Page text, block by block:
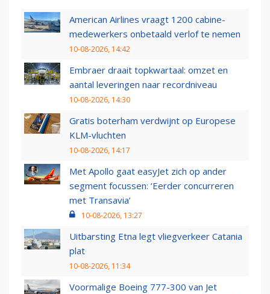
American Airlines vraagt 1200 cabine-
medewerkers onbetaald verlof te nemen
10-08-2026, 14:42
Embraer draait topkwartaal: omzet en
aantal leveringen naar recordniveau
10-08-2026, 14:30
Gratis boterham verdwijnt op Europese
KLM-vluchten
10-08-2026, 14:17
Met Apollo gaat easyJet zich op ander
segment focussen: ‘Eerder concurreren
met Transavia’
10-08-2026, 13:27
Uitbarsting Etna legt vliegverkeer Catania
plat
10-08-2026, 11:34
Voormalige Boeing 777-300 van Jet